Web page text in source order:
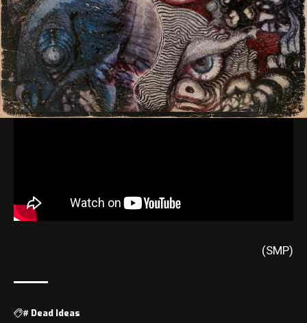
(SMP)
# Dead Ideas